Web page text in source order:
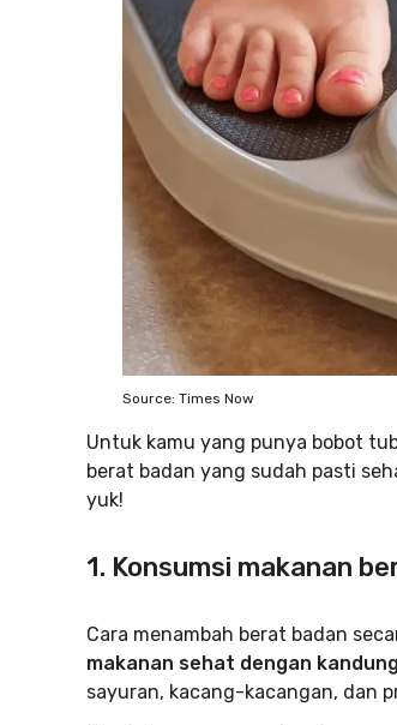
Source: Times Now
Untuk kamu yang punya bobot
berat badan yang sudah pasti
yuk!
1. Konsumsi makanan
Cara menambah berat badan
makanan sehat dengan
sayuran, kacang-kacangan, dan